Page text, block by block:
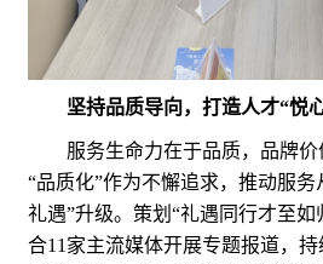
坚持品质导向，打造人才“悦
服务生命力在于品质，品牌价
“品质化”作为不懈追求，推动服务
礼遇”升级。策划“礼遇同行才至
合11家主流媒体开展专题报道，